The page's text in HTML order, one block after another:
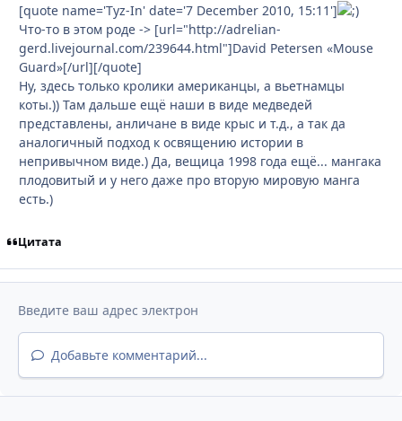
[quote name='Tyz-In' date='7 December 2010, 15:11']
Что-то в этом роде -> [url="http://adrelian-
gerd.livejournal.com/239644.html"]David Petersen «Mouse
Guard»[/url][/quote]
Ну, здесь только кролики американцы, а вьетнамцы
коты.)) Там дальше ещё наши в виде медведей
представлены, анличане в виде крыс и т.д., а так да
аналогичный подход к освящению истории в
непривычном виде.) Да, вещица 1998 года ещё... мангака
плодовитый и у него даже про вторую мировую манга
есть.)
Цитата
Добавьте комментарий...